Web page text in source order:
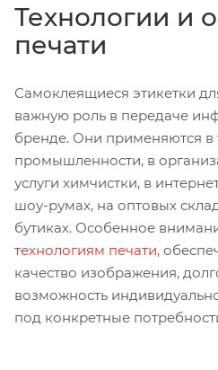
Технологии и
печати
Самоклеящиеся этикетки
важную роль в передаче
бренде. Они применяются в
промышленности, в
услуги химчистки, в
шоу-румах, на оптовых
бутиках. Особенное
технологиям печати,
качество изображения,
возможность
под конкретные